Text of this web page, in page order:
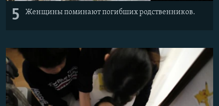
5 Женщины поминают погибших родственников.